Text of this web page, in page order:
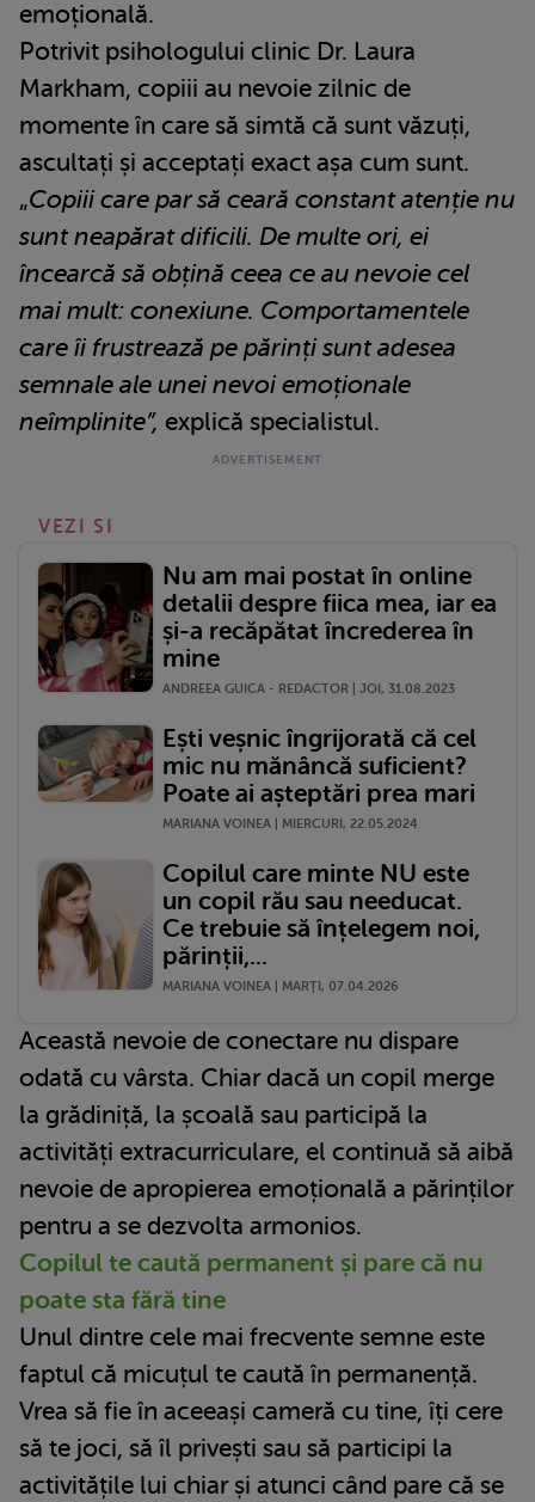
emoțională.
Potrivit psihologului clinic Dr. Laura
Markham, copiii au nevoie zilnic de
momente în care să simtă că sunt văzuți,
ascultați și acceptați exact așa cum sunt.
„Copiii care par să ceară constant atenție nu
sunt neapărat dificili. De multe ori, ei
încearcă să obțină ceea ce au nevoie cel
mai mult: conexiune. Comportamentele
care îi frustrează pe părinți sunt adesea
semnale ale unei nevoi emoționale
neîmplinite”, explică specialistul.
VEZI SI
Nu am mai postat în online
detalii despre fiica mea, iar ea
și-a recăpătat încrederea în
mine
ANDREEA GUICA - REDACTOR | JOI, 31.08.2023
Ești veșnic îngrijorată că cel
mic nu mănâncă suficient?
Poate ai așteptări prea mari
MARIANA VOINEA | MIERCURI, 22.05.2024
Copilul care minte NU este
un copil rău sau needucat.
Ce trebuie să înțelegem noi,
părinții,...
MARIANA VOINEA | MARŢI, 07.04.2026
Această nevoie de conectare nu dispare
odată cu vârsta. Chiar dacă un copil merge
la grădiniță, la școală sau participă la
activități extracurriculare, el continuă să aibă
nevoie de apropierea emoțională a părinților
pentru a se dezvolta armonios.
Copilul te caută permanent și pare că nu
poate sta fără tine
Unul dintre cele mai frecvente semne este
faptul că micuțul te caută în permanență.
Vrea să fie în aceeași cameră cu tine, îți cere
să te joci, să îl privești sau să participi la
activitățile lui chiar și atunci când pare că se